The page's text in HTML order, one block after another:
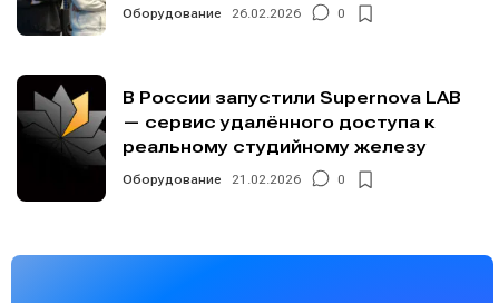
Оборудование 26.02.2026 0
В России запустили Supernova LAB
— сервис удалённого доступа к
реальному студийному железу
Оборудование 21.02.2026 0